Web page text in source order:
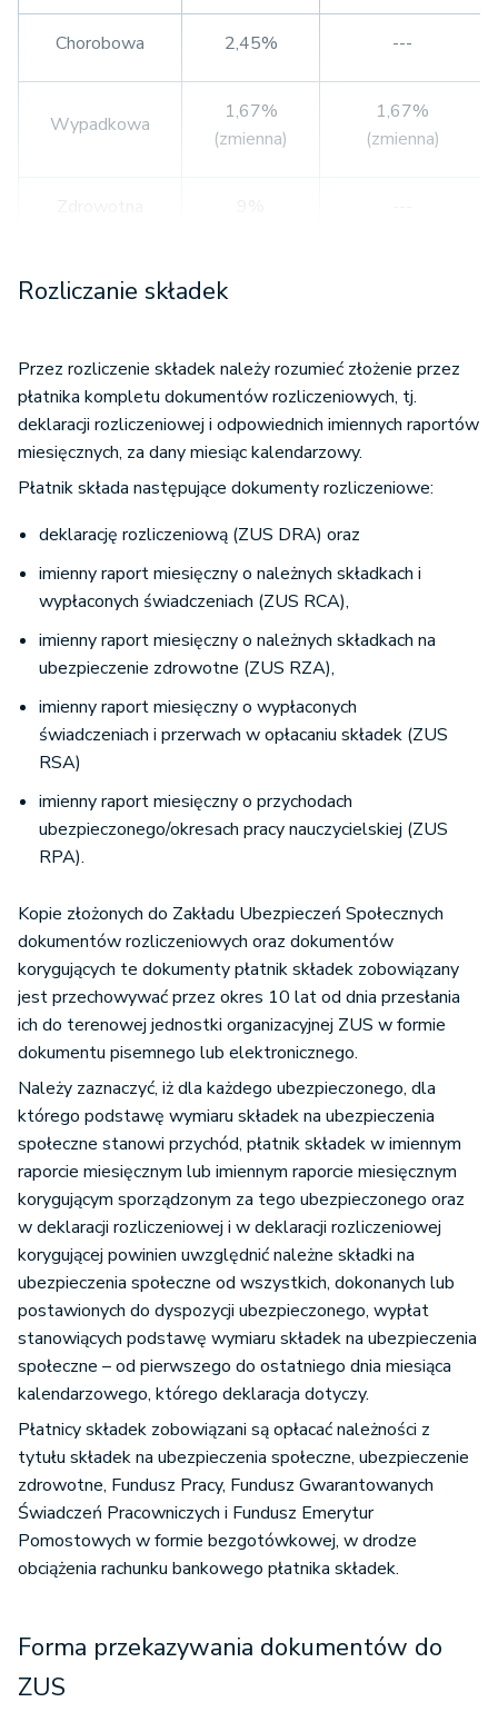
Chorobowa 2,45% ---
Wypadkowa
1,67%
(zmienna)
1,67%
(zmienna)
Pracy
2,45%
FGŚP 0,1% 0,1%
FEP 1,5% 1,5%
Rozliczanie składek
Przez rozliczenie składek należy rozumieć złożenie przez
płatnika kompletu dokumentów rozliczeniowych, tj.
deklaracji rozliczeniowej i odpowiednich imiennych raportów
miesięcznych, za dany miesiąc kalendarzowy.
Płatnik składa następujące dokumenty rozliczeniowe:
deklarację rozliczeniową (ZUS DRA) oraz
imienny raport miesięczny o należnych składkach i
wypłaconych świadczeniach (ZUS RCA),
imienny raport miesięczny o należnych składkach na
ubezpieczenie zdrowotne (ZUS RZA),
imienny raport miesięczny o wypłaconych
świadczeniach i przerwach w opłacaniu składek (ZUS
RSA)
imienny raport miesięczny o przychodach
ubezpieczonego/okresach pracy nauczycielskiej (ZUS
RPA).
Kopie złożonych do Zakładu Ubezpieczeń Społecznych
dokumentów rozliczeniowych oraz dokumentów
korygujących te dokumenty płatnik składek zobowiązany
jest przechowywać przez okres 10 lat od dnia przesłania
ich do terenowej jednostki organizacyjnej ZUS w formie
dokumentu pisemnego lub elektronicznego.
Należy zaznaczyć, iż dla każdego ubezpieczonego, dla
którego podstawę wymiaru składek na ubezpieczenia
społeczne stanowi przychód, płatnik składek w imiennym
raporcie miesięcznym lub imiennym raporcie miesięcznym
korygującym sporządzonym za tego ubezpieczonego oraz
w deklaracji rozliczeniowej i w deklaracji rozliczeniowej
korygującej powinien uwzględnić należne składki na
ubezpieczenia społeczne od wszystkich, dokonanych lub
postawionych do dyspozycji ubezpieczonego, wypłat
stanowiących podstawę wymiaru składek na ubezpieczenia
społeczne – od pierwszego do ostatniego dnia miesiąca
kalendarzowego, którego deklaracja dotyczy.
Płatnicy składek zobowiązani są opłacać należności z
tytułu składek na ubezpieczenia społeczne, ubezpieczenie
zdrowotne, Fundusz Pracy, Fundusz Gwarantowanych
Świadczeń Pracowniczych i Fundusz Emerytur
Pomostowych w formie bezgotówkowej, w drodze
obciążenia rachunku bankowego płatnika składek.
Forma przekazywania dokumentów do
ZUS